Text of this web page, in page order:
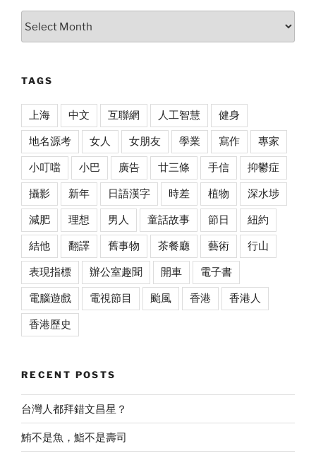
TAGS
上海 中文 互聯網 人工智慧 健身
地名源考 女人 女朋友 學業 寫作 專家
小叮噹 小巴 廣告 廿三條 手信 抑鬱症
攝影 新年 日語漢字 時差 植物 深水埗
減肥 理想 男人 童話故事 節日 紐約
結他 翻譯 舊事物 茶餐廳 藝術 行山
表現指標 辦公室趣聞 開車 電子書
電腦遊戲 電視節目 颱風 香港 香港人
香港歷史
RECENT POSTS
台灣人都拜錯文昌星？
鮪不是魚，鮨不是壽司